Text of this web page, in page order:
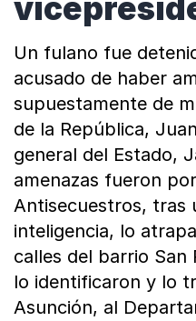
Un fulano fue
acusado de haber
supuestamente de
de la República,
general del Estado,
amenazas fueron
Antisecuestros, tras
inteligencia, lo
calles del barrio San
lo identificaron y lo
Asunción, al